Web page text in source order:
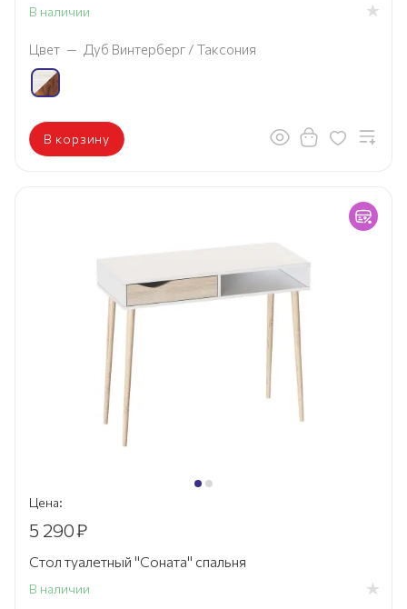
В наличии
Цвет — Дуб Винтерберг / Таксония
В корзину
Цена:
5 290₽
Стол туалетный "Соната" спальня
В наличии